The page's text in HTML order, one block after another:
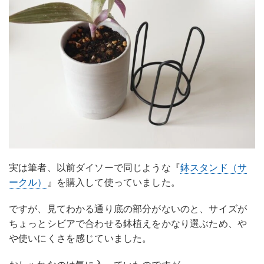
実は筆者、以前ダイソーで同じような『鉢スタンド（サ
ークル）
』を購入して使っていました。
ですが、見てわかる通り底の部分がないのと、サイズが
ちょっとシビアで合わせる鉢植えをかなり選ぶため、や
や使いにくさを感じていました。